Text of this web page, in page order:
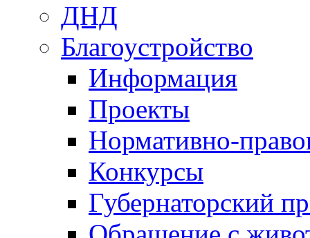
ДНД
Благоустройство
Информация
Проекты
Нормативно-
Конкурсы
Губернаторский